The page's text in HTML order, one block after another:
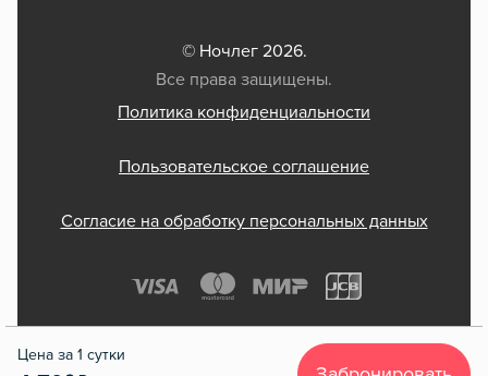
© Ночлег 2026.
Все права защищены.
Политика конфиденциальности
Пользовательское соглашение
Согласие на обработку персональных данных